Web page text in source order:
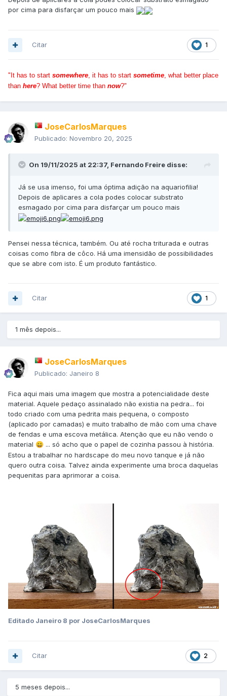
por cima para disfarçar um pouco mais
1
Citar
"It has to start somewhere, it has to start sometime, what better place
than here? What better time than now?"
JoseCarlosMarques
Publicado: Novembro 20, 2025
On 19/11/2025 at 22:37, Fernando Freire disse:
Já se usa imenso, foi uma óptima adição na aquariofilia!
Depois de aplicares a cola podes colocar substrato
esmagado por cima para disfarçar um pouco mais
Pensei nessa técnica, também. Ou até rocha triturada e outras
coisas como fibra de côco. Há uma imensidão de possibilidades
que se abre com isto. É um produto fantástico.
1
Citar
1 mês depois...
JoseCarlosMarques
Publicado: Janeiro 8
Fica aqui mais uma imagem que mostra a potencialidade deste
material. Aquele pedaço assinalado não existia na pedra... foi
todo criado com uma pedrita mais pequena, o composto
(aplicado por camadas) e muito trabalho de mão com uma chave
de fendas e uma escova metálica. Atenção que eu não vendo o
material 😄 ... só acho que o papel de cozinha passou à história.
Estou a trabalhar no hardscape do meu novo tanque e já não
quero outra coisa. Talvez ainda experimente uma broca daquelas
pequenitas para aprimorar a coisa.
Editado Janeiro 8 por JoseCarlosMarques
2
Citar
5 meses depois...